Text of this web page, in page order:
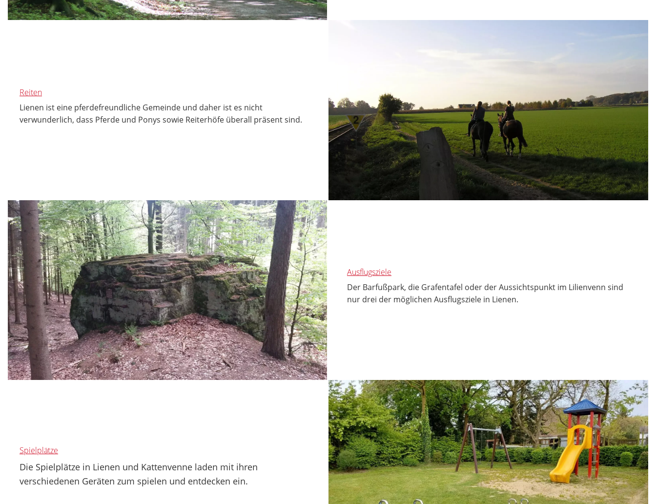
Reiten
Lienen ist eine pferdefreundliche Gemeinde und daher ist es nicht
verwunderlich, dass Pferde und Ponys sowie Reiterhöfe überall präsent sind.
Ausflugsziele
Der Barfußpark, die Grafentafel oder der Aussichtspunkt im Lilienvenn sind
nur drei der möglichen Ausflugsziele in Lienen.
Spielplätze
Die Spielplätze in Lienen und Kattenvenne laden mit ihren
verschiedenen Geräten zum spielen und entdecken ein.